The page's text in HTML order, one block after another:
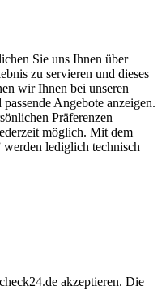
Sie uns Ihnen über
zu servieren und dieses
wir Ihnen bei unseren
Angebote anzeigen.
Präferenzen
möglich. Mit dem
lediglich technisch
akzeptieren. Die